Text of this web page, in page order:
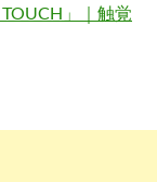
」｜触覚